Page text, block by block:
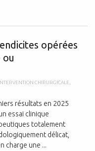
opérées
ou
CHIRURGICALE
résultats en 2025
essai clinique
totalement
délicat,
charge une ...